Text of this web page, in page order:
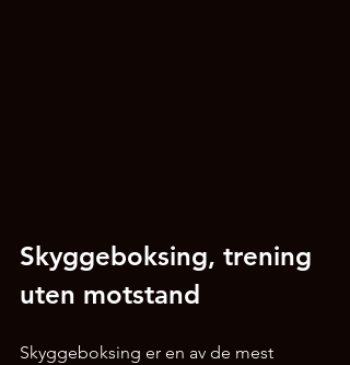
Skyggeboksing, trening
uten motstand
Skyggeboksing er en av de mest